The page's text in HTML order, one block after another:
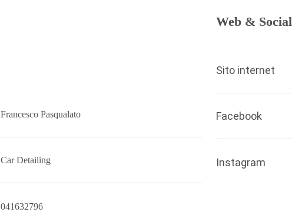
Francesco Pasqualato
Car Detailing
041632796
Web & Social
Sito internet
Facebook
Instagram